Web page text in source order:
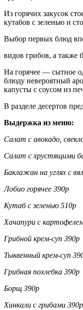
Из горячих закусок
кутабов с зеленью и
Выбор первых блюд
видов грибов, а также
На горячее — сытное
блюду невероятный
капусты с соусом из
В разделе десертов
Выдержка из меню:
Салат с авокадо,
Салат с хрустящими
Баклажан на углях с
Лобио горячее 390р
Кутаб с зеленью 510р
Хачапури с
Грибной крем-суп 390р
Тыквенный крем-суп
Грибная похлебка 390р
Борщ 390р
Хинкали с грибами 390р